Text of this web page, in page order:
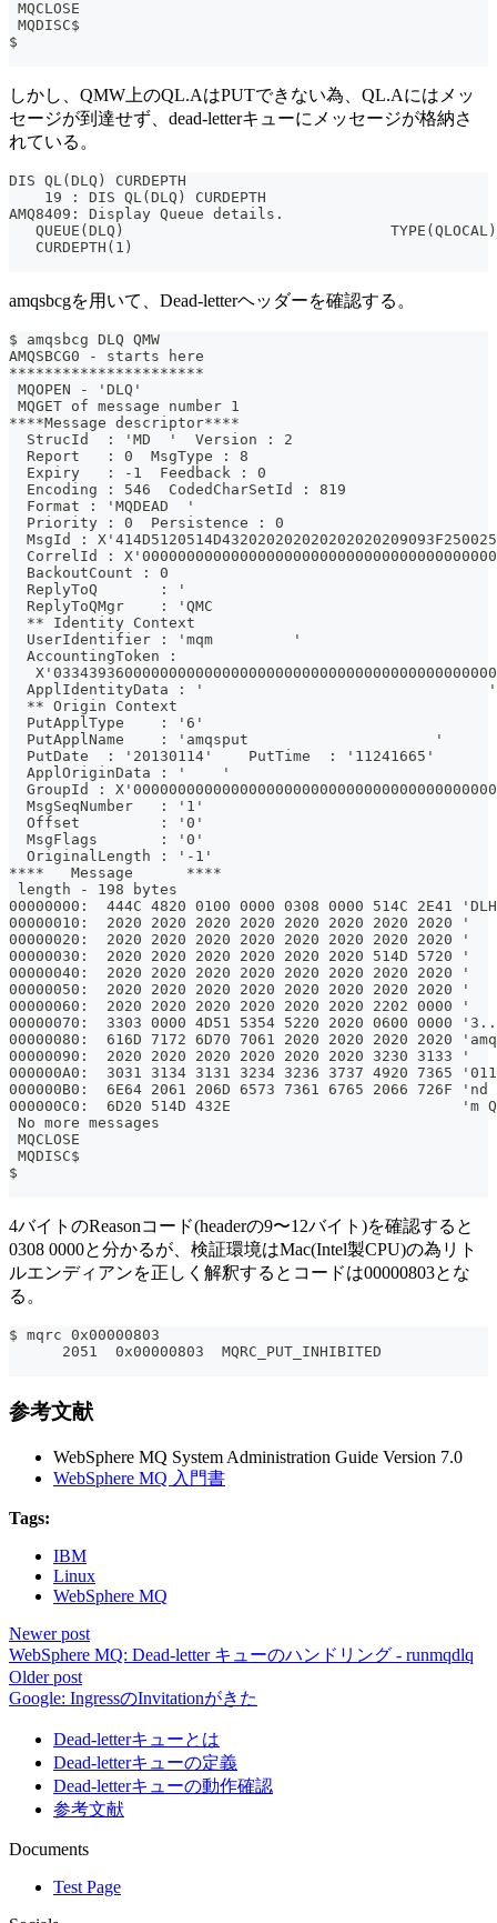
MQCLOSE
MQDISC$
$
しかし、QMW上のQL.AはPUTできない為、QL.Aにはメッ
セージが到達せず、dead-letterキューにメッセージが格納さ
れている。
DIS QL(DLQ) CURDEPTH
    19 : DIS QL(DLQ) CURDEPTH
AMQ8409: Display Queue details.
   QUEUE(DLQ)                              TYPE(QLOCAL)
   CURDEPTH(1)
amqsbcgを用いて、Dead-letterヘッダーを確認する。
$ amqsbcg DLQ QMW
AMQSBCG0 - starts here
**********************
MQOPEN - 'DLQ'
MQGET of message number 1
****Message descriptor****
  StrucId  : 'MD  '  Version : 2
  Report   : 0  MsgType : 8
  Expiry   : -1  Feedback : 0
  Encoding : 546  CodedCharSetId : 819
  Format : 'MQDEAD  '
  Priority : 0  Persistence : 0
MsgId :
CorrelId :
  BackoutCount : 0
ReplyToQ       : '
ReplyToQMgr    : 'QMC
  ** Identity Context
  UserIdentifier : 'mqm         '
  AccountingToken :
  ApplIdentityData : '                                '
  ** Origin Context
  PutApplType    : '6'
  PutApplName    : 'amqsput                     '
  PutDate  : '20130114'    PutTime  : '11241665'
  ApplOriginData : '    '
GroupId :
  MsgSeqNumber   : '1'
  Offset         : '0'
  MsgFlags       : '0'
  OriginalLength : '-1'
****   Message      ****
length - 198 bytes
00000000:  444C 4820 0100 0000 0308 0000 514C 2E41
00000010:  2020 2020 2020 2020 2020 2020 2020
00000020:  2020 2020 2020 2020 2020 2020 2020
00000030:  2020 2020 2020 2020 2020 2020 514D 5720
00000040:  2020 2020 2020 2020 2020 2020 2020
00000050:  2020 2020 2020 2020 2020 2020 2020
00000060:  2020 2020 2020 2020 2020 2020 2202
00000070:  3303 0000 4D51 5354 5220 2020 0600 0000
00000080:  616D 7172 6D70 7061 2020 2020 2020 2020
00000090:  2020 2020 2020 2020 2020 2020 3230
000000A0:  3031 3134 3131 3234 3236 3737 4920 7365
000000B0:  6E64 2061 206D 6573 7361 6765 2066 726F
000000C0:  6D20 514D 432E                          'm
No more messages
MQCLOSE
MQDISC$
$
4バイトのReasonコード(headerの9〜12バイト)を確認すると
0308 0000と分かるが、検証環境はMac(Intel製CPU)の為リト
ルエンディアンを正しく解釈するとコードは00000803とな
る。
$ mqrc 0x00000803
      2051  0x00000803  MQRC_PUT_INHIBITED
参考文献
WebSphere MQ System Administration Guide Version 7.0
WebSphere MQ 入門書
Tags:
IBM
Linux
WebSphere MQ
Newer post
WebSphere MQ: Dead-letter キューのハンドリング - runmqdlq
Older post
Google: IngressのInvitationがきた
Dead-letterキューとは
Dead-letterキューの定義
Dead-letterキューの動作確認
参考文献
Documents
Test Page